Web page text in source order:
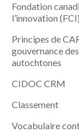
Fondation
l’innovation (FCI)
Principes de
gouvernance
autochtones
CIDOC CRM
Classement
Vocabulaire